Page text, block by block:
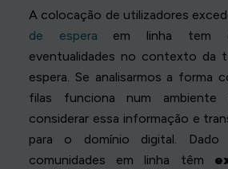
A colocação de utilizadores
de espera em linha tem
eventualidades no contexto da
espera. Se analisarmos a forma
filas funciona num ambiente
considerar essa informação e
para o domínio digital.
comunidades em linha têm